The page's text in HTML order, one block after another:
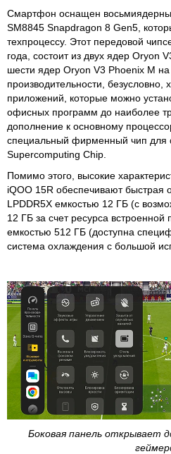
Смартфон оснащен
SM8845 Snapdragon 8 Gen5,
техпроцессу. Этот передовой
года, состоит из двух ядер Oryon
шести ядер Oryon V3 Phoenix M
производительности,
приложений, которые можно
офисных программ до наиболее
дополнение к основному
специальный фирменный чип для
Supercomputing Chip.
Помимо этого, высокие
iQOO 15R обеспечивают быстрая
LPDDR5X емкостью 12 ГБ (с
12 ГБ за счет ресурса встроенной
емкостью 512 ГБ (доступна
система охлаждения с большой
Боковая панель открывает